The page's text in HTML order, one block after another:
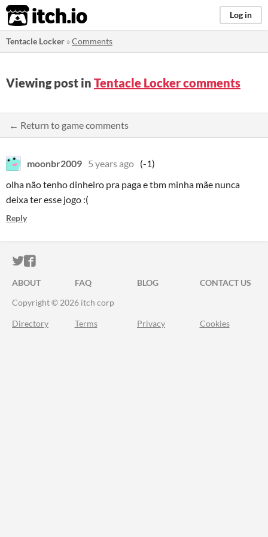
itch.io Log in
Tentacle Locker »Comments
Viewing post in Tentacle Locker comments
← Return to game comments
moonbr2009 5 years ago (-1)
olha não tenho dinheiro pra paga e tbm minha mãe nunca
deixa ter esse jogo :(
Reply
ITCH.IO ON TWITTER
ITCH.IO ON FACEBOOK
ABOUT FAQ BLOG
CONTACT US
Copyright © 2026 itch corp
Directory Terms Privacy Cookies